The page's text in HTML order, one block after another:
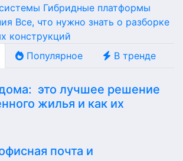
Гибридные платформы
Все, что нужно знать о разборке
конструкций
Популярное В тренде
это лучшее решение
жилья и как их
почта и